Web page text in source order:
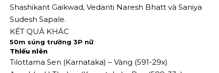
Shashikant Gaikwad, Vedanti Naresh Bhatt và Saniya
Sudesh Sapale.
KẾT QUẢ KHÁC
50m súng trường 3P nữ
Thiếu niên
Tilottama Sen (Karnataka) – Vàng (591-29x)